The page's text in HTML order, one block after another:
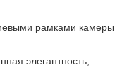
рамками камеры
элегантность,